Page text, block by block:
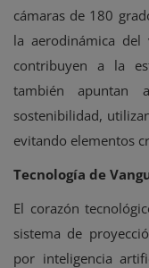
cámaras de 180
la aerodinámica del
contribuyen a la
también apuntan
sostenibilidad,
evitando elementos
Tecnología de
El corazón
sistema de
por inteligencia